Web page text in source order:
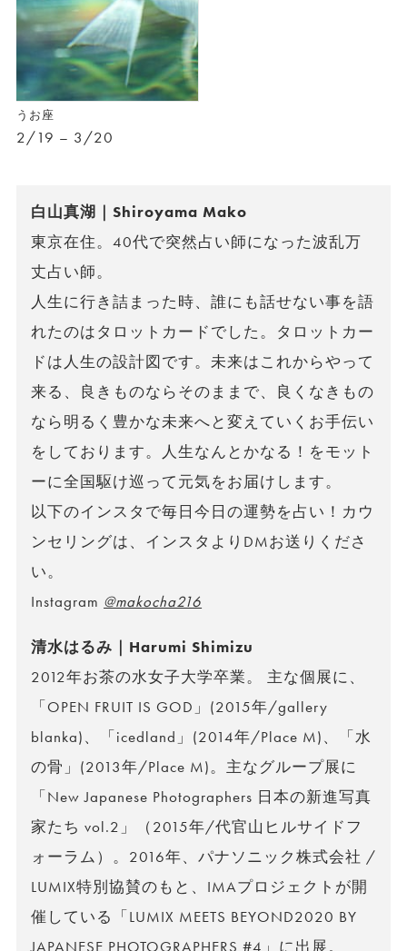
うお座
2/19 – 3/20
白山真湖｜Shiroyama Mako
東京在住。40代で突然占い師になった波乱万
丈占い師。
人生に行き詰まった時、誰にも話せない事を語
れたのはタロットカードでした。タロットカー
ドは人生の設計図です。未来はこれからやって
来る、良きものならそのままで、良くなきもの
なら明るく豊かな未来へと変えていくお手伝い
をしております。人生なんとかなる！をモット
ーに全国駆け巡って元気をお届けします。
以下のインスタで毎日今日の運勢を占い！カウ
ンセリングは、インスタよりDMお送りくださ
い。
Instagram @makocha216
清水はるみ｜Harumi Shimizu
2012年お茶の水女子大学卒業。 主な個展に、
「OPEN FRUIT IS GOD」(2015年/gallery
blanka)、「icedland」(2014年/Place M)、「水
の骨」(2013年/Place M)。主なグループ展に
「New Japanese Photographers 日本の新進写真
家たち vol.2」（2015年/代官山ヒルサイドフ
ォーラム）。2016年、パナソニック株式会社 /
LUMIX特別協賛のもと、IMAプロジェクトが開
催している「LUMIX MEETS BEYOND2020 BY
JAPANESE PHOTOGRAPHERS #4」に出展。